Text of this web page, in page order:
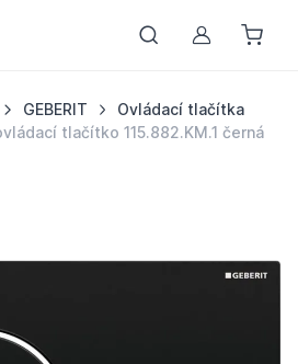
Můj účet
GEBERIT
Ovládací tlačítka
tlačítko 115.882.KM.1 černá